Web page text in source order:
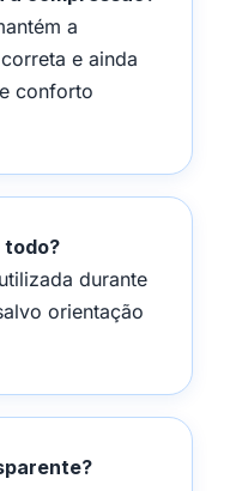
a
e ainda
conforto
todo?
durante
orientação